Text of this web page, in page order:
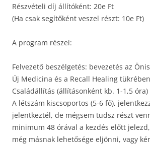
Részvételi díj állítóként: 20e Ft
(Ha csak segítőként veszel részt: 10e Ft)
A program részei:
Felvezető beszélgetés: bevezetés az
Új Medicina és a Recall Healing tükrében
Családállítás (állításonként kb. 1-1,5 óra)
A létszám kiscsoportos (5-6 fő),
jelentkeztél, de mégsem tudsz részt
minimum 48 órával a kezdés előtt
még másnak lehetősége eljönni, vagy